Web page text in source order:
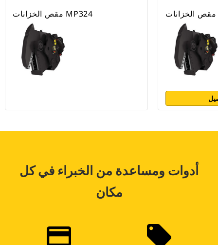
مقص الخزانات MP324
أدوات ومساعدة من الخبراء في كل
مكان